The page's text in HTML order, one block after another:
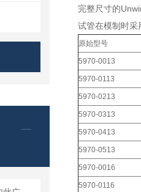
完整尺寸的
试管在模制时采
原始型号
5970-0013
5970-0113
5970-0213
5970-0313
5970-0413
5970-0513
5970-0016
5970-0116